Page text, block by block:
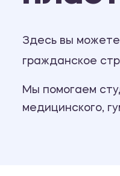
Здесь вы
гражданское
Мы помогаем
медицинского,